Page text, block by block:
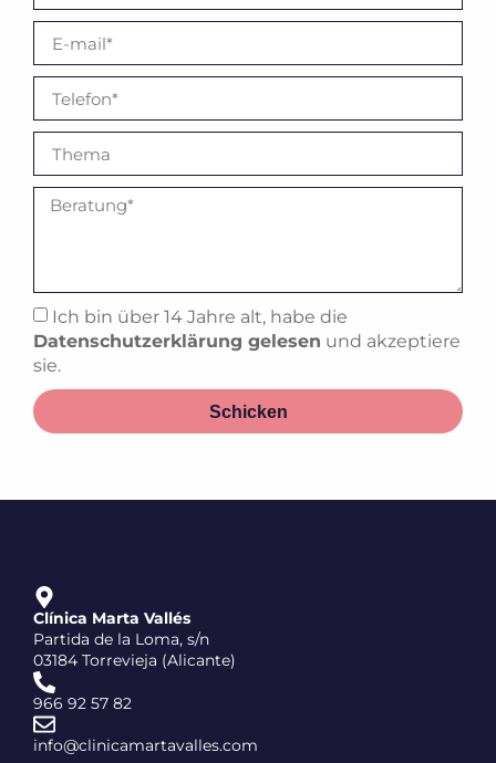
Ich bin über 14 Jahre alt, habe die
Datenschutzerklärung gelesen und akzeptiere
sie.
Schicken
Clínica Marta Vallés
Partida de la Loma, s/n
03184 Torrevieja (Alicante)
966 92 57 82
info@clinicamartavalles.com